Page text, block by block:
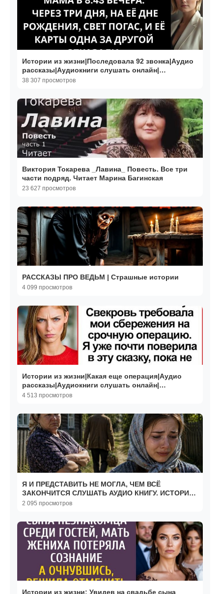
Истории из жизни|Последовала 92 звонка|Аудио
рассказы|Аудиокниги слушать онлайн|
Жизненные истории
38 307 просмотров
Виктория Токарева _Лавина_ Повесть. Все три
части подряд. Читает Марина Багинская
23 627 просмотров
РАССКАЗЫ ПРО ВЕДЬМ | Страшные истории
4 099 просмотров
Истории из жизни|Какая еще операция|Аудио
рассказы|Аудиокниги слушать онлайн|
Жизненные истории
4 513 просмотров
Я И ПРЕДСТАВИТЬ НЕ МОГЛА, ЧЕМ ВСЁ
ЗАКОНЧИТСЯ СЛУШАТЬ АУДИО КНИГУ. ИСТОРИИ
ИЗ ЖИЗНИ. РАССКАЗ
2 095 просмотров
Истории из жизни: Увидев на свадьбе сына